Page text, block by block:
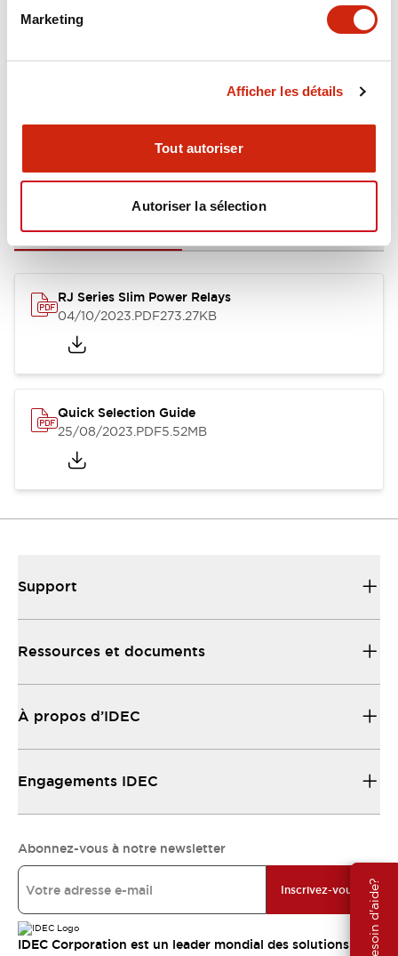
Marketing
Afficher les détails
Tout autoriser
Autoriser la sélection
Besoin d'aide?
Electrical Specifications (coil rating)
Mechanical Specifications
RJ Series Slim Power Relays
04/10/2023.PDF273.27KB
Quick Selection Guide
25/08/2023.PDF5.52MB
Support
Ressources et documents
À propos d’IDEC
Engagements IDEC
Abonnez-vous à notre newsletter
Inscrivez-vous
IDEC Corporation est un leader mondial des solutions